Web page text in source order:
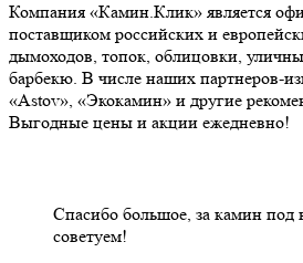
Компания «Камин.Клик» является
поставщиком российских и
дымоходов, топок, облицовки,
барбекю. В числе наших партнеров-
«Astov», «Экокамин» и другие
Выгодные цены и акции ежедневно!
Спасибо большое, за камин под
советуем!